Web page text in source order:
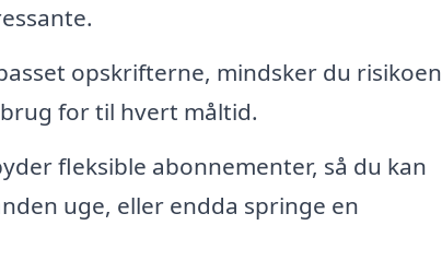
opskrifterne, mindsker du risikoen
for til hvert måltid.
fleksible abonnementer, så du kan
uge, eller endda springe en